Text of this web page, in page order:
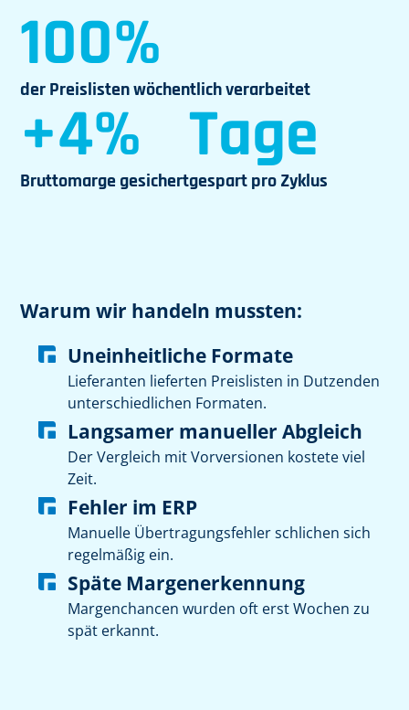
100%
der Preislisten wöchentlich verarbeitet
+4%
Bruttomarge gesichert
Tage
gespart pro Zyklus
Warum wir handeln mussten:
Uneinheitliche Formate
Lieferanten lieferten Preislisten in Dutzenden
unterschiedlichen Formaten.
Langsamer manueller Abgleich
Der Vergleich mit Vorversionen kostete viel
Zeit.
Fehler im ERP
Manuelle Übertragungsfehler schlichen sich
regelmäßig ein.
Späte Margenerkennung
Margenchancen wurden oft erst Wochen zu
spät erkannt.